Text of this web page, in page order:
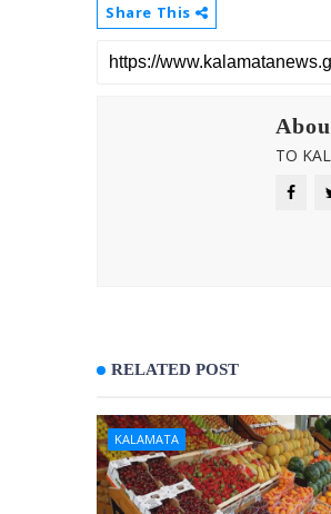
Share This
ΤΟ
RELATED POST
KALAMATA